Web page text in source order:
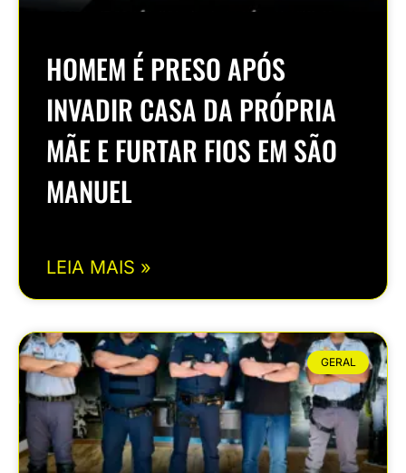
HOMEM É PRESO APÓS
INVADIR CASA DA PRÓPRIA
MÃE E FURTAR FIOS EM SÃO
MANUEL
LEIA MAIS »
GERAL